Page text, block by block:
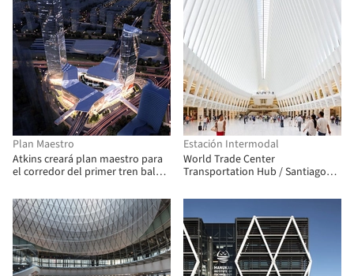
Plan Maestro
Atkins creará plan maestro para
el corredor del primer tren bala
Estación Intermodal
World Trade Center
Transportation Hub / Santiago